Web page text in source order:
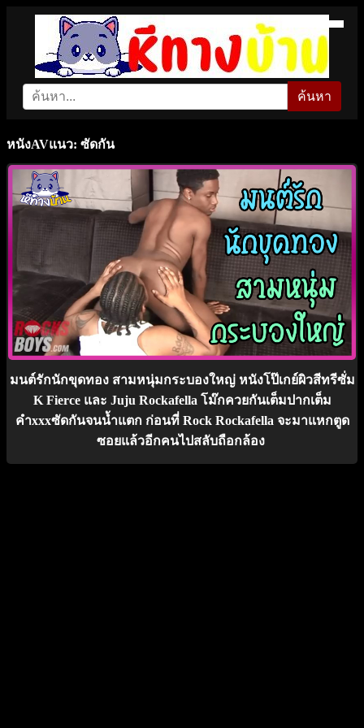
ค้นหา
หนังAVแนว: ซัดกัน
มนต์รักนักขุดทอง สามหนุ่มกระบองใหญ่ หนังโป๊เกย์ผิวสีทรีซั่ม
K Fierce และ Juju Rockafella โม๊กควยกันเต็มปากเต็ม
คำxxxซัดกันจนน้ำแตก ก่อนที่ Rock Rockafella จะมาแหกตูด
ซอยแล้วอีกคนไปสลับถือกล้อง